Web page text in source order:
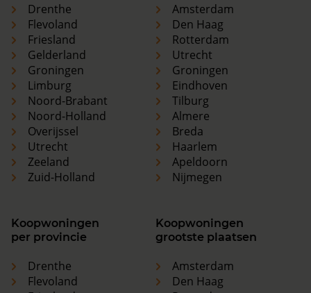
Drenthe
Flevoland
Friesland
Gelderland
Groningen
Limburg
Noord-Brabant
Noord-Holland
Overijssel
Utrecht
Zeeland
Zuid-Holland
Amsterdam
Den Haag
Rotterdam
Utrecht
Groningen
Eindhoven
Tilburg
Almere
Breda
Haarlem
Apeldoorn
Nijmegen
Koopwoningen
per provincie
Drenthe
Flevoland
Koopwoningen
grootste plaatsen
Amsterdam
Den Haag